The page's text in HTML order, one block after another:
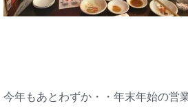
今年もあとわずか・・年末年始の営